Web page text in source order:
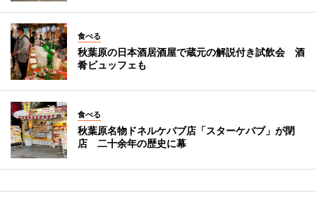
食べる
秋葉原の日本酒居酒屋で蔵元の解説付き試飲会 酒
肴ビュッフェも
食べる
秋葉原名物ドネルケバブ店「スターケバブ」が閉
店 二十余年の歴史に幕